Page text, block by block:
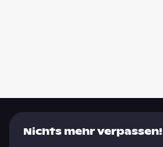
Nichts mehr verpassen!